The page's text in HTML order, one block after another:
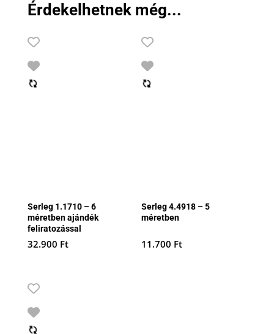
Érdekelhetnek még...
Serleg 1.1710 – 6
méretben ajándék
feliratozással
32.900 Ft
Serleg 4.4918 – 5
méretben
11.700 Ft